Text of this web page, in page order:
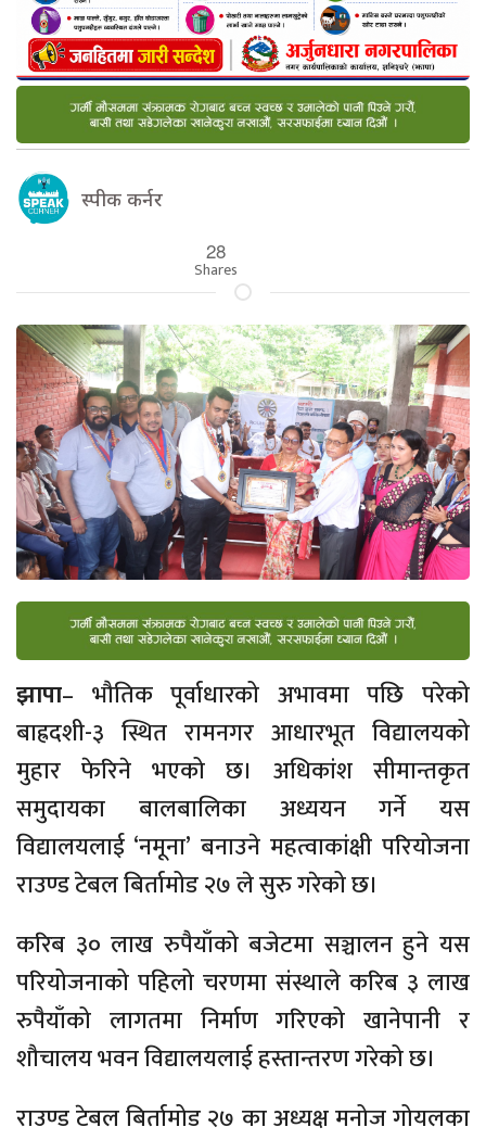
स्पीक कर्नर
28
Shares
झापा– भौतिक पूर्वाधारको अभावमा पछि परेको
बाह्रदशी-३ स्थित रामनगर आधारभूत विद्यालयको
मुहार फेरिने भएको छ। अधिकांश सीमान्तकृत
समुदायका बालबालिका अध्ययन गर्ने यस
विद्यालयलाई ‘नमूना’ बनाउने महत्वाकांक्षी परियोजना
राउण्ड टेबल बिर्तामोड २७ ले सुरु गरेको छ।
करिब ३० लाख रुपैयाँको बजेटमा सञ्चालन हुने यस
परियोजनाको पहिलो चरणमा संस्थाले करिब ३ लाख
रुपैयाँको लागतमा निर्माण गरिएको खानेपानी र
शौचालय भवन विद्यालयलाई हस्तान्तरण गरेको छ।
राउण्ड टेबल बिर्तामोड २७ का अध्यक्ष मनोज गोयलका